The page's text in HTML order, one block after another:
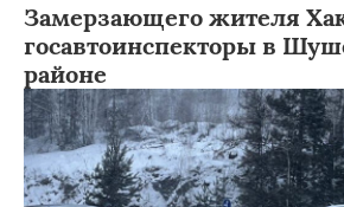
Замерзающего жителя
госавтоинспекторы в
районе